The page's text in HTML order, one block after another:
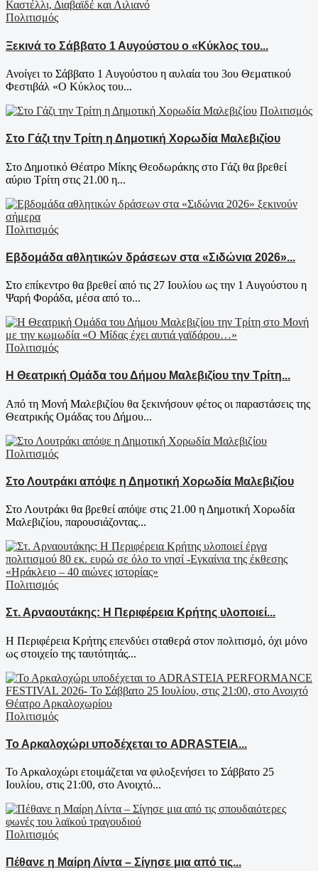
Πολιτισμός
Ξεκινά το Σάββατο 1 Αυγούστου ο «Κύκλος του...
Ανοίγει το Σάββατο 1 Αυγούστου η αυλαία του 3ου Θεματικού
Φεστιβάλ «Ο Κύκλος του...
Πολιτισμός
Στο Γάζι την Τρίτη η Δημοτική Χορωδία Μαλεβιζίου
Στο Δημοτικό Θέατρο Μίκης Θεοδωράκης στο Γάζι θα βρεθεί
αύριο Τρίτη στις 21.00 η...
Πολιτισμός
Εβδομάδα αθλητικών δράσεων στα «Σιδώνια 2026»...
Στο επίκεντρο θα βρεθεί από τις 27 Ιουλίου ως την 1 Αυγούστου η
Ψαρή Φοράδα, μέσα από το...
Πολιτισμός
Η Θεατρική Ομάδα του Δήμου Μαλεβιζίου την Τρίτη...
Από τη Μονή Μαλεβιζίου θα ξεκινήσουν φέτος οι παραστάσεις της
Θεατρικής Ομάδας του Δήμου...
Πολιτισμός
Στο Λουτράκι απόψε η Δημοτική Χορωδία Μαλεβιζίου
Στο Λουτράκι θα βρεθεί απόψε στις 21.00 η Δημοτική Χορωδία
Μαλεβιζίου, παρουσιάζοντας...
Πολιτισμός
Στ. Αρναουτάκης: Η Περιφέρεια Κρήτης υλοποιεί...
Η Περιφέρεια Κρήτης επενδύει σταθερά στον πολιτισμό, όχι μόνο
ως στοιχείο της ταυτότητάς...
Πολιτισμός
Το Αρκαλοχώρι υποδέχεται το ADRASTEIA...
Το Αρκαλοχώρι ετοιμάζεται να φιλοξενήσει το Σάββατο 25
Ιουλίου, στις 21:00, στο Ανοιχτό...
Πολιτισμός
Πέθανε η Μαίρη Λίντα – Σίγησε μια από τις...